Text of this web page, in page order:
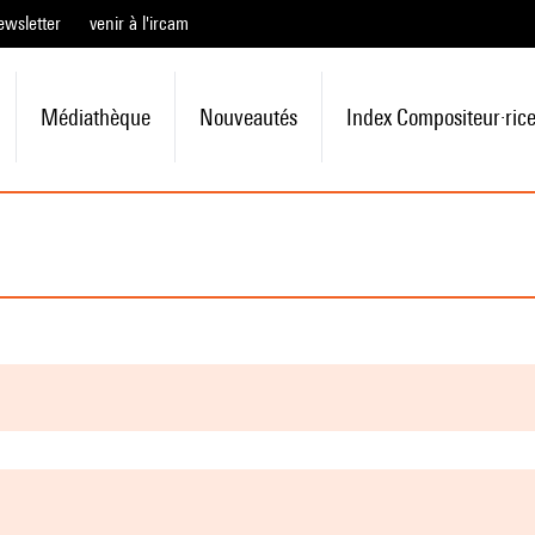
venir à l'ircam
Médiathèque Nouveautés Index Compositeur·rice